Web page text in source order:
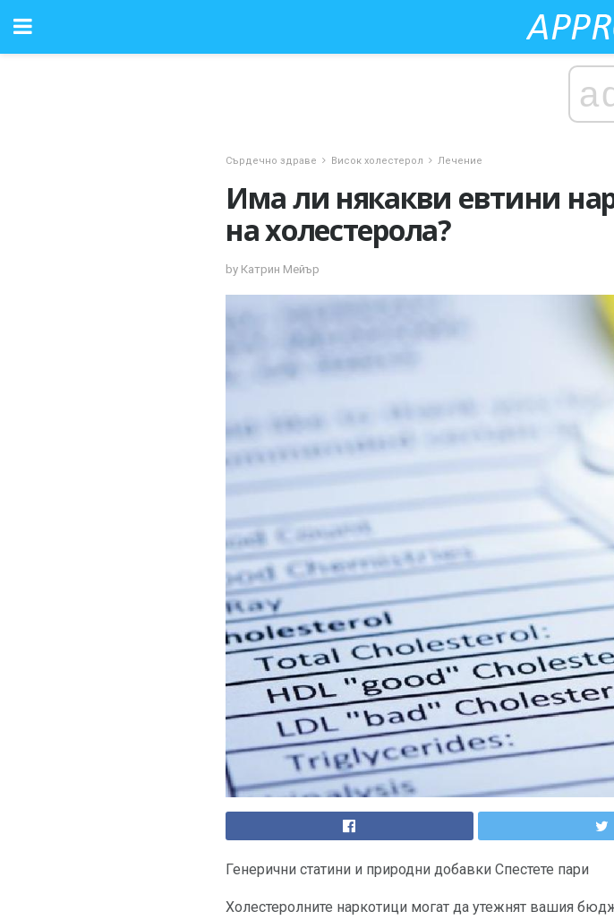
Сърдечно здраве Висок холестерол Лечение
Има ли някакви евтини
на холестерола?
by Катрин Мейър
Генерични статини и природни добавки Спестете пари
Холестеролните наркотици могат да утежнят вашия